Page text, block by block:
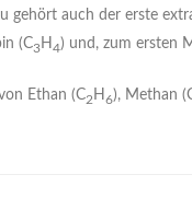
gehört auch der erste
(C3H 4) und, zum ersten
Ethan (C2 H 6), Methan